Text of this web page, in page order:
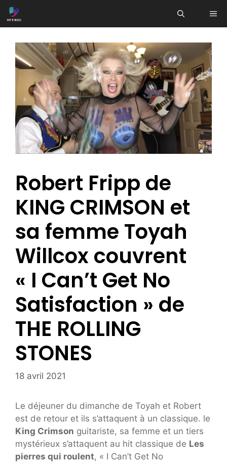
Aller
au
Robert Fripp de
KING CRIMSON et
sa femme Toyah
Willcox couvrent
« I Can’t Get No
Satisfaction » de
THE ROLLING
STONES
18 avril 2021
Le déjeuner du dimanche de Toyah et Robert
est de retour et ils s’attaquent à un classique. le
King Crimson guitariste, sa femme et un tiers
mystérieux s’attaquent au hit classique de Les
pierres qui roulent, « I Can’t Get No